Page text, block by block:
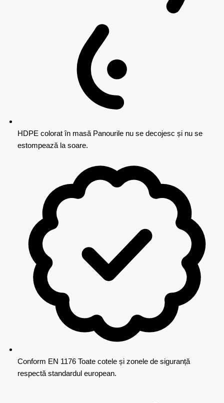
HDPE colorat în masă Panourile nu se decojesc și nu se
estompează la soare.
Conform EN 1176 Toate cotele și zonele de siguranță
respectă standardul european.